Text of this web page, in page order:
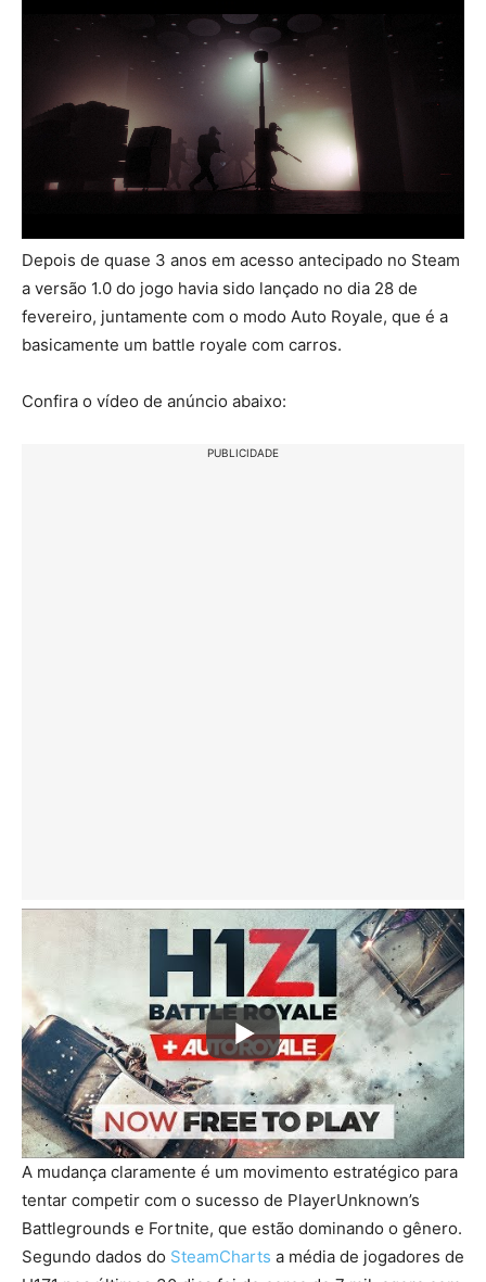
Depois de quase 3 anos em acesso antecipado no Steam
a versão 1.0 do jogo havia sido lançado no dia 28 de
fevereiro, juntamente com o modo Auto Royale, que é a
basicamente um battle royale com carros.
Confira o vídeo de anúncio abaixo:
PUBLICIDADE
A mudança claramente é um movimento estratégico para
tentar competir com o sucesso de PlayerUnknown’s
Battlegrounds e Fortnite, que estão dominando o gênero.
Segundo dados do SteamCharts a média de jogadores de